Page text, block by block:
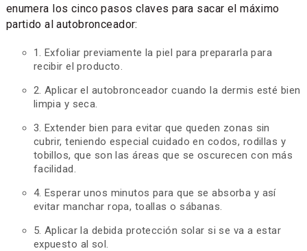
enumera los cinco pasos claves para sacar el máximo
partido al autobronceador:
1. Exfoliar previamente la piel para prepararla para
recibir el producto.
2. Aplicar el autobronceador cuando la dermis esté bien
limpia y seca.
3. Extender bien para evitar que queden zonas sin
cubrir, teniendo especial cuidado en codos, rodillas y
tobillos, que son las áreas que se oscurecen con más
facilidad.
4. Esperar unos minutos para que se absorba y así
evitar manchar ropa, toallas o sábanas.
5. Aplicar la debida protección solar si se va a estar
expuesto al sol.